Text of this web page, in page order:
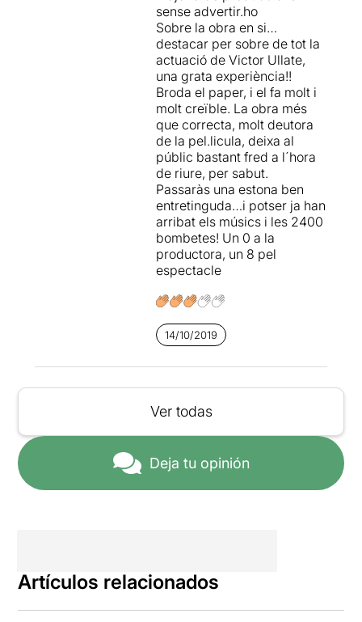
sense advertir.ho
Sobre la obra en si…
destacar per sobre de tot la
actuació de Victor Ullate,
una grata experiència!!
Broda el paper, i el fa molt i
molt creïble. La obra més
que correcta, molt deutora
de la pel.licula, deixa al
públic bastant fred a l´hora
de riure, per sabut.
Passaràs una estona ben
entretinguda…i potser ja han
arribat els músics i les 2400
bombetes! Un 0 a la
productora, un 8 pel
espectacle
14/10/2019
Ver todas
Deja tu opinión
Artículos relacionados